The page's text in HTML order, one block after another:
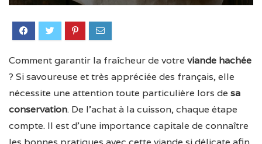
Comment garantir la fraîcheur de votre viande hachée
? Si savoureuse et très appréciée des français, elle
nécessite une attention toute particulière lors de sa
conservation. De l’achat à la cuisson, chaque étape
compte. Il est d’une importance capitale de connaître